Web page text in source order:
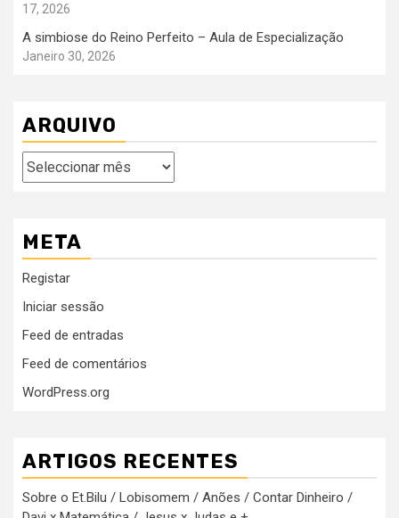
17, 2026
A simbiose do Reino Perfeito – Aula de Especialização
Janeiro 30, 2026
ARQUIVO
Arquivo
META
Registar
Iniciar sessão
Feed de entradas
Feed de comentários
WordPress.org
ARTIGOS RECENTES
Sobre o Et.Bilu / Lobisomem / Anões / Contar Dinheiro /